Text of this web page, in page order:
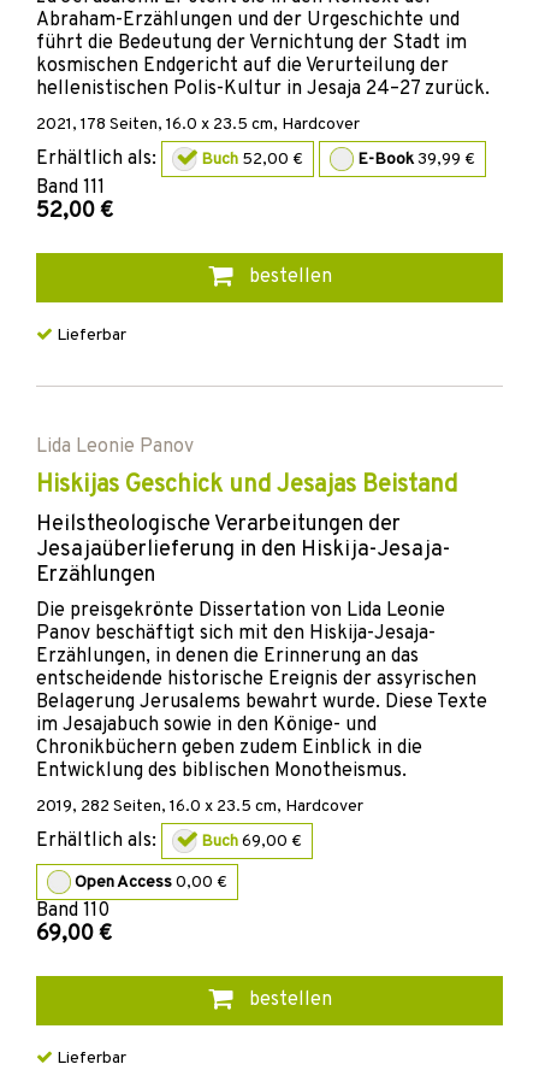
Abraham-Erzählungen und der Urgeschichte und
führt die Bedeutung der Vernichtung der Stadt im
kosmischen Endgericht auf die Verurteilung der
hellenistischen Polis-Kultur in Jesaja 24–27 zurück.
2021, 178 Seiten, 16.0 x 23.5 cm, Hardcover
Erhältlich als: Buch 52,00 € E-Book39,99 €
Band 111
52,00 €
bestellen
Lieferbar
Lida Leonie Panov
Hiskijas Geschick und Jesajas Beistand
Heilstheologische Verarbeitungen der
Jesajaüberlieferung in den Hiskija-Jesaja-
Erzählungen
Die preisgekrönte Dissertation von Lida Leonie
Panov beschäftigt sich mit den Hiskija-Jesaja-
Erzählungen, in denen die Erinnerung an das
entscheidende historische Ereignis der assyrischen
Belagerung Jerusalems bewahrt wurde. Diese Texte
im Jesajabuch sowie in den Könige- und
Chronikbüchern geben zudem Einblick in die
Entwicklung des biblischen Monotheismus.
2019, 282 Seiten, 16.0 x 23.5 cm, Hardcover
Erhältlich als: Buch69,00 €
Open Access0,00 €
Band 110
69,00 €
bestellen
Lieferbar